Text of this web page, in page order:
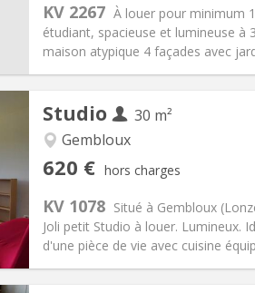
KV 2267 À louer pour minimum
étudiant, spacieuse et lumineuse à
maison atypique 4 façades avec
Aménagement
Salle de bain:Commune
Studio
30 m²
Gembloux
620 € hors charges
KV 1078 Situé à Gembloux
Joli petit Studio à louer. Lumineux.
d'une pièce de vie avec cuisine
Aménagement
Salle de bain:Privée
Superficie:30 m2